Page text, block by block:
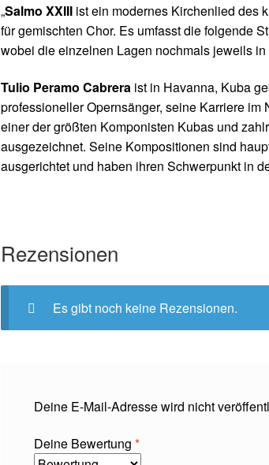
„Salmo XXIII ist ein modernes Kirchenlied des
für gemischten Chor. Es umfasst die folgende
wobei die einzelnen Lagen nochmals jeweils
Tulio Peramo Cabrera ist in Havanna, Kuba
professioneller Opernsänger, seine Karriere
einer der größten Komponisten Kubas und
ausgezeichnet. Seine Kompositionen sind
ausgerichtet und haben ihren Schwerpunkt in
Rezensionen
Es gibt noch keine Rezensionen.
Deine E-Mail-Adresse wird nicht
Deine Bewertung *